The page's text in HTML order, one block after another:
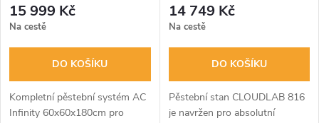
15 999 Kč
Na cestě
DO KOŠÍKU
Kompletní pěstební systém AC
Infinity 60x60x180cm pro
300x150x200cm
14 749 Kč
Na cestě
DO KOŠÍKU
Pěstební stan CLOUDLAB 816
je navržen pro absolutní